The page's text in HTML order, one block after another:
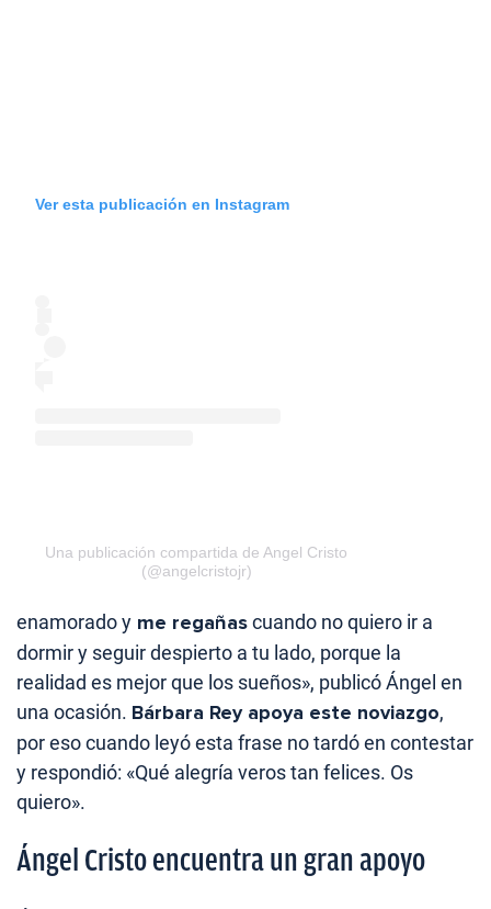
Ver esta publicación en Instagram
Una publicación compartida de Angel Cristo
(@angelcristojr)
enamorado y me regañascuando no quiero ir a
dormir y seguir despierto a tu lado, porque la
realidad es mejor que los sueños», publicó Ángel en
una ocasión. Bárbara Rey apoya este noviazgo,
por eso cuando leyó esta frase no tardó en contestar
y respondió: «Qué alegría veros tan felices. Os
quiero».
Ángel Cristo encuentra un gran apoyo